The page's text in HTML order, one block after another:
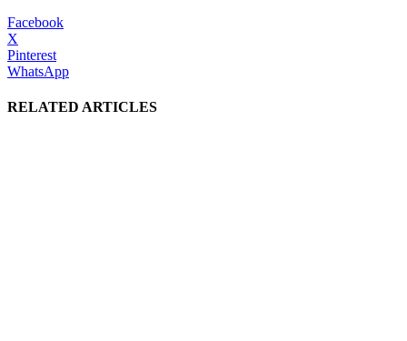
Facebook
X
Pinterest
WhatsApp
RELATED ARTICLES